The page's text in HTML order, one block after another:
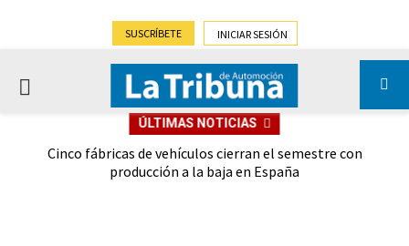
SUSCRÍBETE INICIAR SESIÓN
PRIMARY
ÚLTIMAS NOTICIAS
Cinco fábricas de vehículos cierran el semestre con
producción a la baja en España